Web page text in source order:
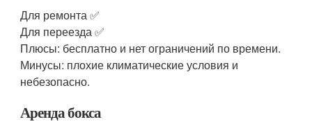
Для ремонта ✅
Для переезда ✅
Плюсы: бесплатно и нет ограничений по времени.
Минусы: плохие климатические условия и
небезопасно.
Аренда бокса